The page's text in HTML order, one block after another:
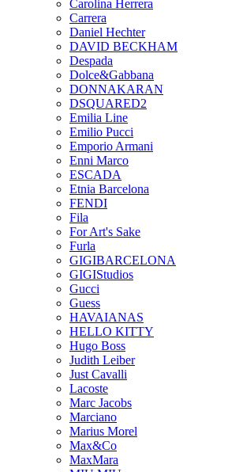
Carolina Herrera
Carrera
Daniel Hechter
DAVID BECKHAM
Despada
Dolce&Gabbana
DONNAKARAN
DSQUARED2
Emilia Line
Emilio Pucci
Emporio Armani
Enni Marco
ESCADA
Etnia Barcelona
FENDI
Fila
For Art's Sake
Furla
GIGIBARCELONA
GIGIStudios
Gucci
Guess
HAVAIANAS
HELLO KITTY
Hugo Boss
Judith Leiber
Just Cavalli
Lacoste
Marc Jacobs
Marciano
Marius Morel
Max&Co
MaxMara